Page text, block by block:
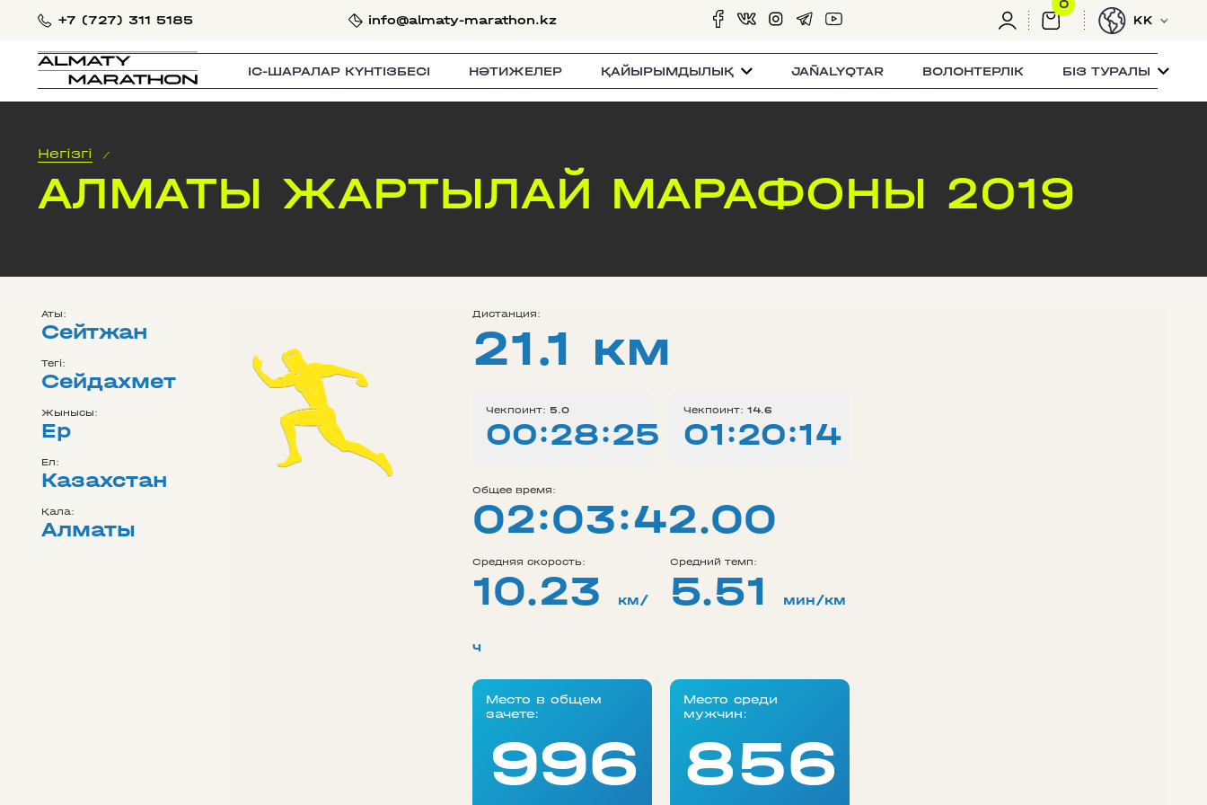
+7 (727) 311 5185 info@almaty-marathon.kz
0
KK
IС-ШАРАЛАР КҮНТІЗБЕСI НӘТИЖЕЛЕР ҚАЙЫРЫМДЫЛЫҚ JAÑALYQTAR ВОЛОНТЕРЛІК БІЗ ТУРАЛЫ
Негізгі /
АЛМАТЫ ЖАРТЫЛАЙ МАРАФОНЫ 2019
Аты:
Сейтжан
Тегі:
Сейдахмет
Жынысы:
Ер
Ел:
Казахстан
Қала:
Алматы
Дистанция:
21.1 км
Чекпоинт: 5.0
00:28:25
Чекпоинт: 14.6
01:20:14
Общее время:
02:03:42.00
Средняя скорость:
10.23 км/
ч
Средний темп:
5.51 мин/км
Место в общем
зачете:
996
Место среди
мужчин:
856